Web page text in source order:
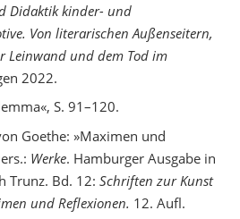
Didaktik kinder- und
Von literarischen Außenseitern,
Leinwand und dem Tod im
2022.
S. 91–120.
Goethe: »Maximen und
Werke. Hamburger Ausgabe in
Trunz. Bd. 12: Schriften zur Kunst
und Reflexionen. 12. Aufl.